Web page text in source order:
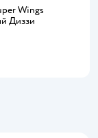
Wings
Диззи
о появлении